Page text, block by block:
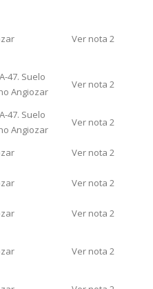
Ver nota 2
47. Suelo
Angiozar
Ver nota 2
47. Suelo
Angiozar
Ver nota 2
Ver nota 2
Ver nota 2
Ver nota 2
Ver nota 2